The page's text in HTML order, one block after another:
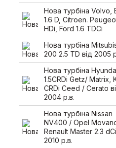
Нова турбіна Volvo,
1.6 D, Citroen.
HDi, Ford 1.6 TDCi
Нова турбіна
200 2.5 TD від 2005
Нова турбіна
1.5CRDi Getz/ Matrix,
CRDi Ceed / Cerato
2004 р.в.
Нова турбіна Nissan
NV400 / Opel
Renault Master 2.3
2010 р.в.